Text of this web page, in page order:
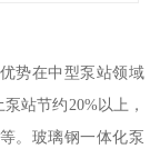
势在中型泵站领域
站节约20%以上，
。玻璃钢一体化泵